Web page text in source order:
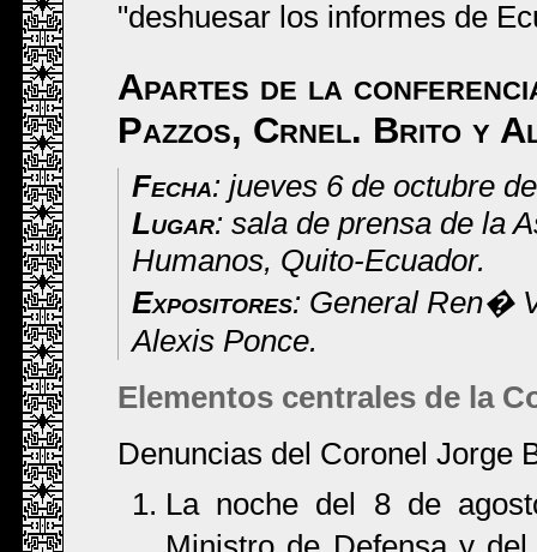
"deshuesar los informes de
Apartes de la
Pazzos, Crnel. Brito y
Fecha: jueves 6 de octubre
Lugar: sala de prensa de la
Humanos, Quito-Ecuador.
Expositores: General Ren�
Alexis Ponce.
Elementos centrales de la
Denuncias del Coronel Jorge
La noche del 8 de